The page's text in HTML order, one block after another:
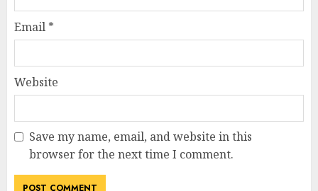
Email *
Website
Save my name, email, and website in this
browser for the next time I comment.